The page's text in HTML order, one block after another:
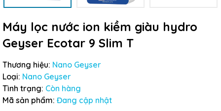
Máy lọc nước ion kiềm giàu hydro
Geyser Ecotar 9 Slim T
Thương hiệu: Nano Geyser
Loại: Nano Geyser
Tình trạng: Còn hàng
Mã sản phẩm: Đang cập nhật